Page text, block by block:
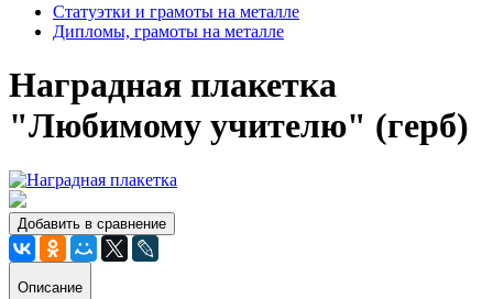
Статуэтки и грамоты на металле
Дипломы, грамоты на металле
Наградная плакетка
"Любимому учителю" (герб)
Добавить в сравнение
Описание